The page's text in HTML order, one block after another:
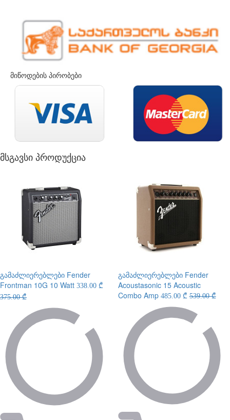
მიწოდების პირობები
მსგავსი პროდუქცია
გამაძლიერებლები Fender
Frontman 10G 10 Watt 338.00 ₾
375.00 ₾
გამაძლიერებლები Fender
Acoustasonic 15 Acoustic
Combo Amp 485.00 ₾539.00 ₾